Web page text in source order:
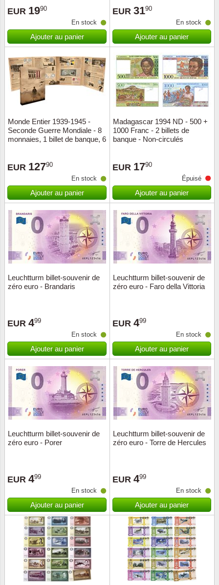
EUR 1990
En stock
Ajouter au panier
EUR 3190
En stock
Ajouter au panier
Monde Entier 1939-1945 -
Seconde Guerre Mondiale - 8
monnaies, 1 billet de banque, 6
EUR 12790
En stock
Ajouter au panier
Madagascar 1994 ND - 500 +
1000 Franc - 2 billets de
banque - Non-circulés
EUR 1790
Épuisé
Ajouter au panier
Leuchtturm billet-souvenir de
zéro euro - Brandaris
EUR 499
En stock
Ajouter au panier
Leuchtturm billet-souvenir de
zéro euro - Faro della Vittoria
EUR 499
En stock
Ajouter au panier
Leuchtturm billet-souvenir de
zéro euro - Porer
EUR 499
En stock
Ajouter au panier
Leuchtturm billet-souvenir de
zéro euro - Torre de Hercules
EUR 499
En stock
Ajouter au panier
Turquie
Vatican